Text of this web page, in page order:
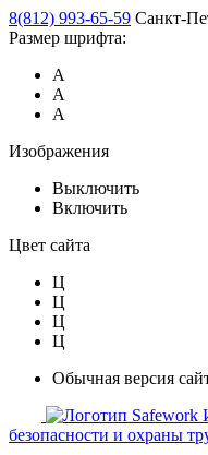
8(812) 993-65-59 Санкт-
Размер шрифта:
А
А
А
Изображения
Выключить
Включить
Цвет сайта
Ц
Ц
Ц
Ц
Обычная версия
Safework
безопасности и охраны